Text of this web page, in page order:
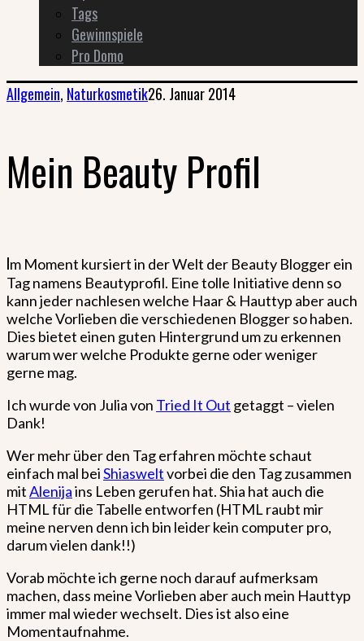
Tags
Gewinnspiele
Pro Domo
Allgemein, Naturkosmetik26. Januar 2014
Mein Beauty Profil
Im Moment kursiert in der Welt der Beauty Blogger ein
Tag namens Beautyprofil. Eine tolle Initiative denn so
kann jeder nachlesen welche Haar & Hauttyp aber auch
welche Vorlieben die verschiedenen Blogger so haben.
Dies bietet einen guten Hintergrund um zu erkennen
warum wer welche Produkte gerne oder weniger
gerne mag.
Ich wurde von Julia von Tried It Out getaggt – vielen
Dank!
Wer mehr über den Tag erfahren möchte schaut
einfach mal beiShiasweltvorbei die den Tag zusammen
mitAlenijains Leben gerufen hat. Shia hat auch die
HTML für die Tabelle entworfen (HTML raubt mir
meine nerven denn ich bin leider kein computer pro,
darum vielen dank!!)
Vorab möchte ich gerne noch darauf aufmerksam
machen, dass meine Vorlieben aber auch mein Hauttyp
immer mal wieder wechselt. Dies ist also eine
Momentaufnahme.